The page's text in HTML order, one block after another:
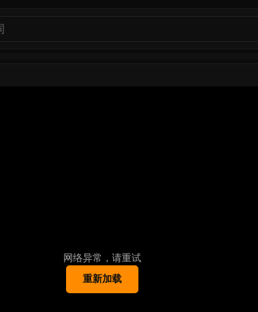
网络异常，请重试
重新加载